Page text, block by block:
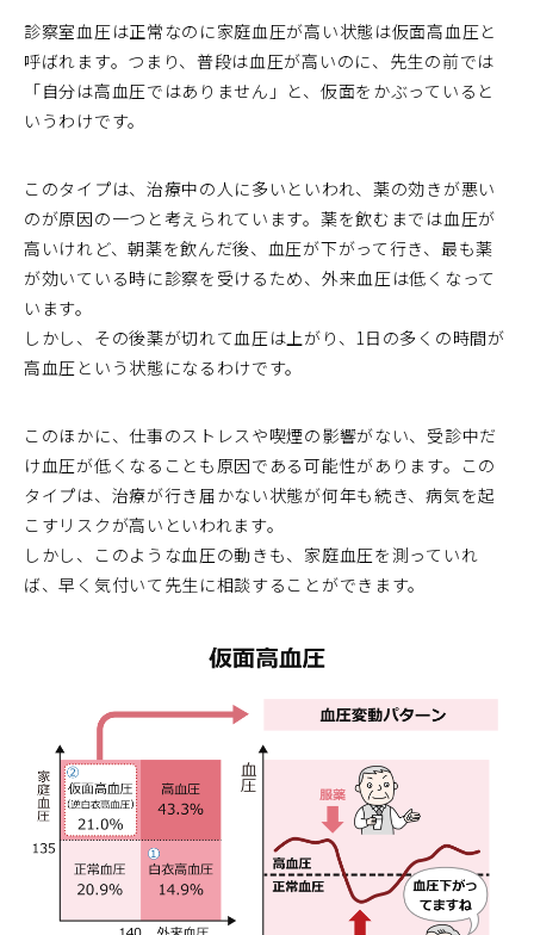
診察室血圧は正常なのに家庭血圧が高い状態は仮面高血圧と
呼ばれます。つまり、普段は血圧が高いのに、先生の前では
「自分は高血圧ではありません」と、仮面をかぶっていると
いうわけです。
このタイプは、治療中の人に多いといわれ、薬の効きが悪い
のが原因の一つと考えられています。薬を飲むまでは血圧が
高いけれど、朝薬を飲んだ後、血圧が下がって行き、最も薬
が効いている時に診察を受けるため、外来血圧は低くなって
います。
しかし、その後薬が切れて血圧は上がり、1日の多くの時間が
高血圧という状態になるわけです。
このほかに、仕事のストレスや喫煙の影響がない、受診中だ
け血圧が低くなることも原因である可能性があります。この
タイプは、治療が行き届かない状態が何年も続き、病気を起
こすリスクが高いといわれます。
しかし、このような血圧の動きも、家庭血圧を測っていれ
ば、早く気付いて先生に相談することができます。